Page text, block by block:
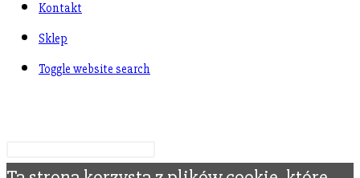
Kontakt
Sklep
Toggle website search